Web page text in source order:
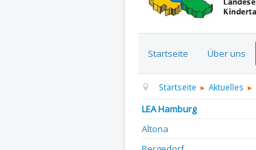
Startseite Über uns
Startseite Aktuelles
LEA Hamburg
Altona